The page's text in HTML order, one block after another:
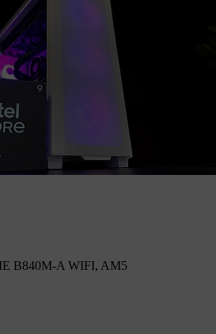
B840M-A WIFI, AM5